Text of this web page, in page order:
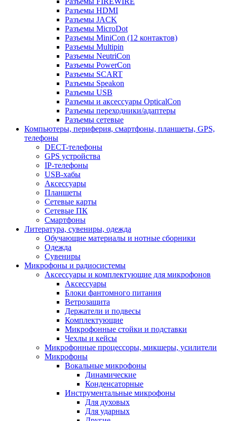
Разъемы HDMI
Разъемы JACK
Разъемы MicroDot
Разъемы MiniCon (12 контактов)
Разъемы Multipin
Разъемы NeutriCon
Разъемы PowerCon
Разъемы SCART
Разъемы Speakon
Разъемы USB
Разъемы и аксессуары OpticalCon
Разъемы переходники/адаптеры
Разъемы сетевые
Компьютеры, периферия, смартфоны, планшеты, GPS,
телефоны
DECT-телефоны
GPS устройства
IP-телефоны
USB-хабы
Аксессуары
Планшеты
Сетевые карты
Сетевые ПК
Смартфоны
Литература, сувениры, одежда
Обучающие материалы и нотные сборники
Одежда
Сувениры
Микрофоны и радиосистемы
Аксессуары и комплектующие для микрофонов
Аксессуары
Блоки фантомного питания
Ветрозащита
Держатели и подвесы
Комплектующие
Микрофонные стойки и подставки
Чехлы и кейсы
Микрофонные процессоры, микшеры, усилители
Микрофоны
Вокальные микрофоны
Динамические
Конденсаторные
Инструментальные микрофоны
Для духовых
Для ударных